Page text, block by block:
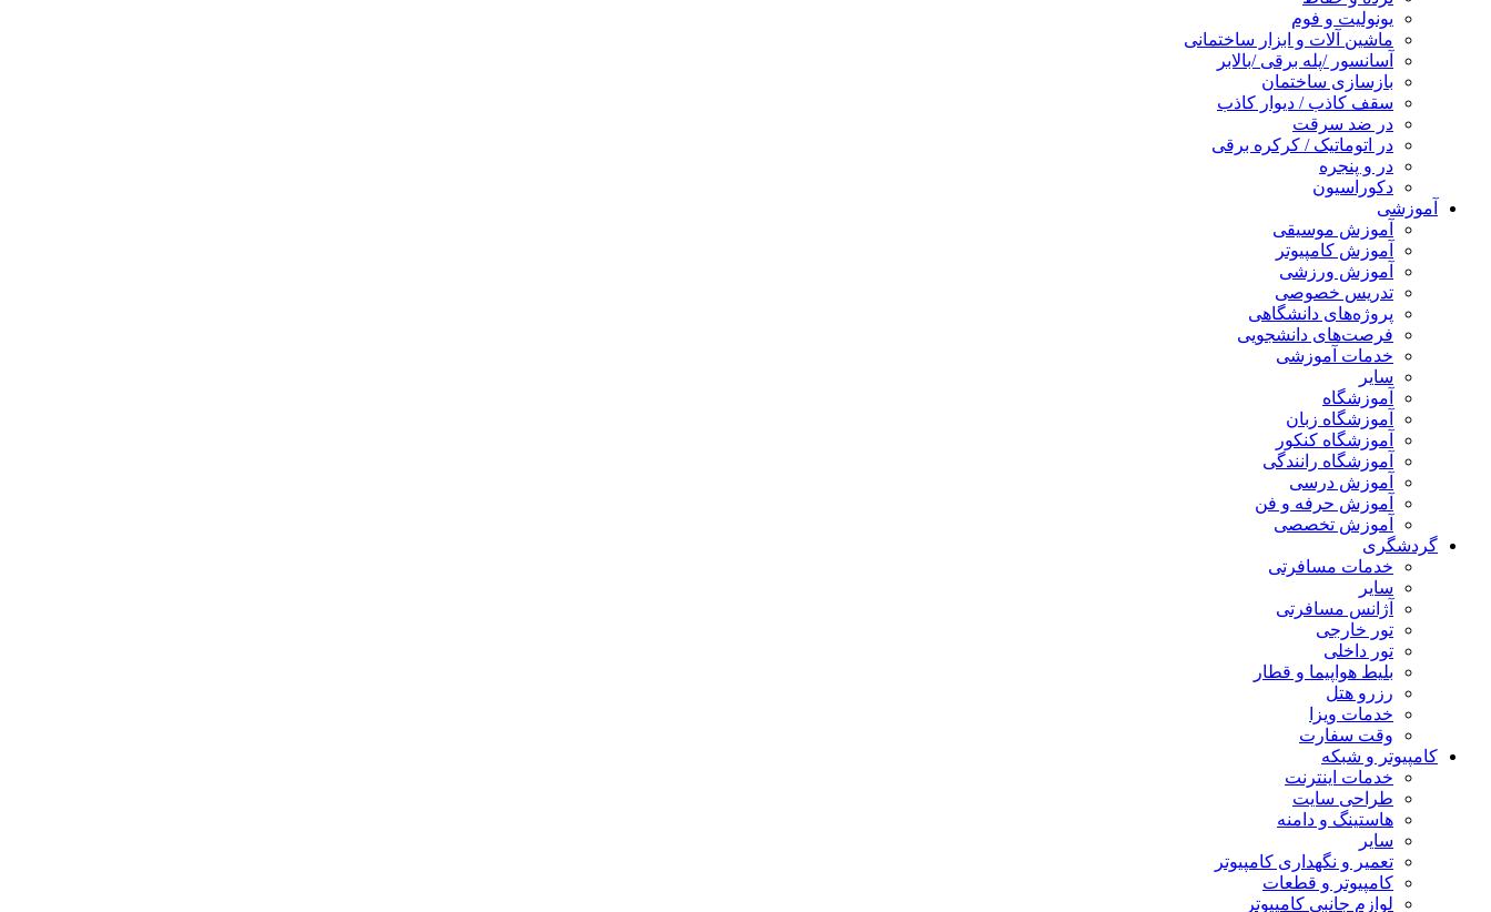
یونولیت و فوم
ماشین آلات و ابزار ساختمانی
آسانسور /پله برقی /بالابر
بازسازی ساختمان
سقف کاذب / دیوار کاذب
در ضد سرقت
در اتوماتیک / کرکره برقی
در و پنجره
دکوراسیون
آموزشی
آموزش موسیقی
آموزش کامپیوتر
آموزش ورزشی
تدریس خصوصی
پروژه‌های دانشگاهی
فرصت‌های دانشجویی
خدمات آموزشی
سایر
آموزشگاه
آموزشگاه زبان
آموزشگاه کنکور
آموزشگاه رانندگی
آموزش درسی
آموزش حرفه و فن
آموزش تخصصی
گردشگری
خدمات مسافرتی
سایر
آژانس مسافرتی
تور خارجی
تور داخلی
بلیط هواپیما و قطار
رزرو هتل
خدمات ویزا
وقت سفارت
کامپیوتر و شبکه
خدمات اینترنت
طراحی سایت
هاستینگ و دامنه
سایر
تعمیر و نگهداری کامپیوتر
کامپیوتر و قطعات
لوازم جانبی کامپیوتر